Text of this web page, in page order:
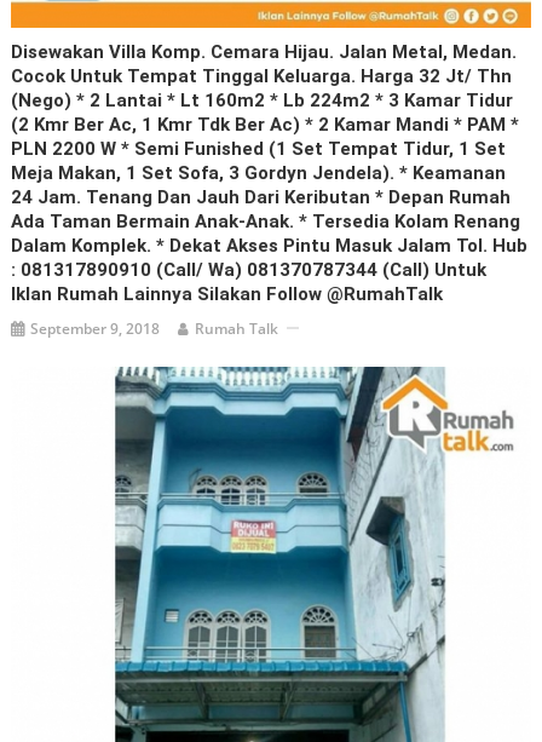
Disewakan Villa Komp. Cemara Hijau. Jalan Metal, Medan.
Cocok Untuk Tempat Tinggal Keluarga. Harga 32 Jt/ Thn
(nego) * 2 Lantai * Lt 160m2 * Lb 224m2 * 3 Kamar Tidur
(2 Kmr Ber Ac, 1 Kmr Tdk Ber Ac) * 2 Kamar Mandi * PAM *
PLN 2200 W * Semi Funished (1 Set Tempat Tidur, 1 Set
Meja Makan, 1 Set Sofa, 3 Gordyn Jendela). * Keamanan
24 Jam. Tenang Dan Jauh Dari Keributan * Depan Rumah
Ada Taman Bermain Anak-Anak. * Tersedia Kolam Renang
Dalam Komplek. * Dekat Akses Pintu Masuk Jalam Tol. Hub
: 081317890910 (call/ Wa) 081370787344 (call) Untuk
Iklan Rumah Lainnya Silakan Follow @RumahTalk
September 9, 2018 Rumah Talk